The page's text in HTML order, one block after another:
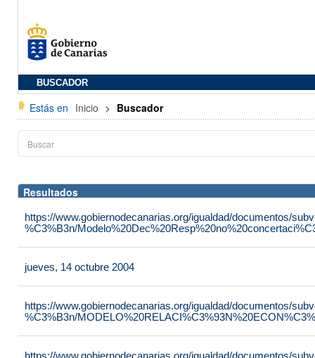
BUSCADOR
Estás en Inicio > Buscador
Resultados
https://www.gobiernodecanarias.org/igualdad/documentos/
%C3%B3n/
jueves, 14 octubre 2004
https://www.gobiernodecanarias.org/igualdad/documentos/
%C3%B3n/
https://www.gobiernodecanarias.org/igualdad/documentos/